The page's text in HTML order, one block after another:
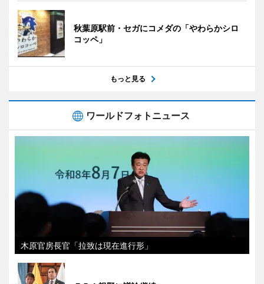
秋葉原駅前・セガにコメダの「やわらかシロ
コッペ」
もっと見る
ワールドフォトニュース
木原官房長官「拉致は現在進行形」